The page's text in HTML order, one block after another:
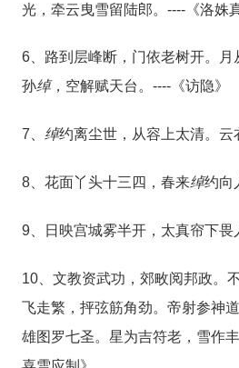
光，牵云曳雪留陆郎。----《洛姝
6、路到层峰断，门依老树开。
孙绰，空解赋天台。----《访隐》
7、 绰约离尘世，从容上太清。云
8、花面丫头十三四，春来绰约向
9、日映宫城雾半开，太真帘下畏
10、文教资武功，郊畋阅邦政。
飞走繁，抨弦筋角劲。帝射参神
雄图罗七圣。星为吉符老，雪作